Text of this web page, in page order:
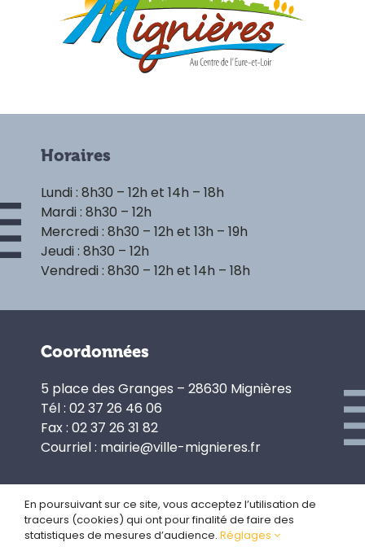
Horaires
Lundi : 8h30 – 12h et 14h – 18h
Mardi : 8h30 – 12h
Mercredi : 8h30 – 12h et 13h – 19h
Jeudi : 8h30 – 12h
Vendredi : 8h30 – 12h et 14h – 18h
Coordonnées
5 place des Granges – 28630 Mignières
Tél : 02 37 26 46 06
Fax : 02 37 26 31 82
Courriel : mairie@ville-mignieres.fr
Politique de confidentialité
Gestion des cookies
En poursuivant sur ce site, vous acceptez l’utilisation de
traceurs (cookies) qui ont pour finalité de faire des
statistiques de mesures d’audience. Réglages